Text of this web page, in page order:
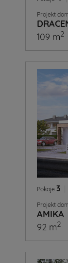
Projekt
109 m2
Pokoje 3
Projekt
AMIKA
92 m2